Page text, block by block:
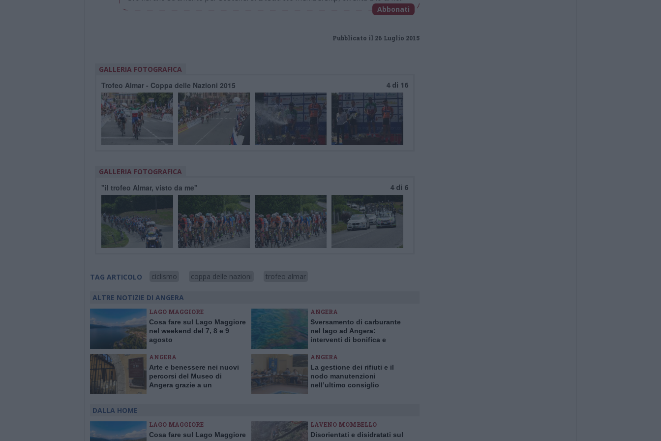
Abbonati
Pubblicato il 26 Luglio 2015
GALLERIA FOTOGRAFICA
Trofeo Almar - Coppa delle Nazioni 2015 4 di 16
GALLERIA FOTOGRAFICA
"il trofeo Almar, visto da me" 4 di 6
TAG ARTICOLO ciclismo coppa delle nazioni trofeo almar
ALTRE NOTIZIE DI ANGERA
LAGO MAGGIORE
Cosa fare sul Lago Maggiore
nel weekend del 7, 8 e 9
agosto
ANGERA
Sversamento di carburante
nel lago ad Angera:
interventi di bonifica e
ANGERA
Arte e benessere nei nuovi
percorsi del Museo di
Angera grazie a un
ANGERA
La gestione dei rifiuti e il
nodo manutenzioni
nell’ultimo consiglio
DALLA HOME
LAGO MAGGIORE
Cosa fare sul Lago Maggiore
LAVENO MOMBELLO
Disorientati e disidratati sul